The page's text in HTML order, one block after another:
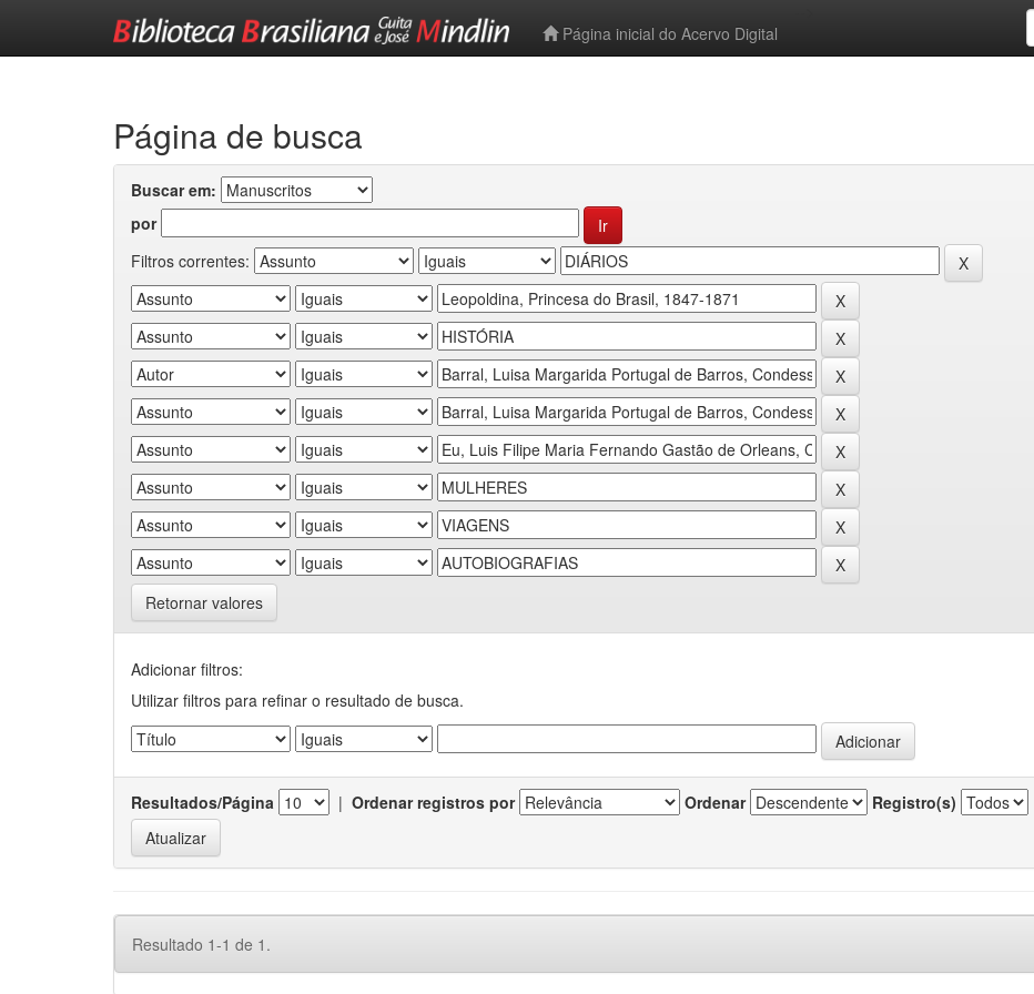
Página inicial do Acervo Digital
Página de busca
Buscar em:
por
Filtros correntes:
Retornar valores
Adicionar filtros:
Utilizar filtros para refinar o resultado de busca.
Resultados/Página | Ordenar registros por Ordenar Registro(s)
Resultado 1-1 de 1.